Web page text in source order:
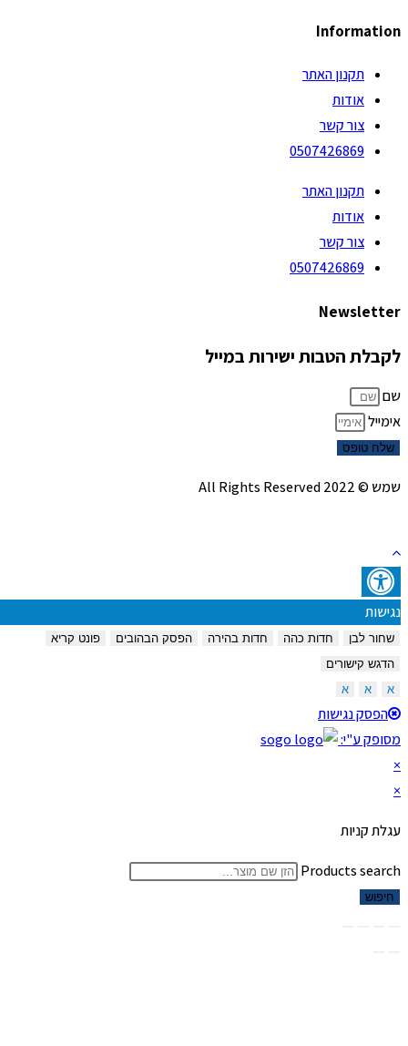
Information
תקנון האתר
אודות
צור קשר
0507426869
תקנון האתר
אודות
צור קשר
0507426869
Newsletter
לקבלת הטבות ישירות במייל
שם
אימייל
שלח טופס
שמש © 2022 All Rights Reserved
נגישות
שחור לבן חדות כהה חדות בהירה הפסק הבהובים
פונט קריא
הדגש קישורים
הפסק נגישות
מסופק ע"י:
עגלת קניות
Products search
חיפוש